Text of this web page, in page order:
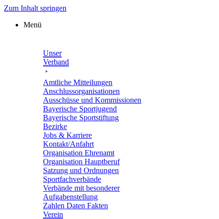
Zum Inhalt springen
Menü
Unser
Verband
Amtli­che Mitteilungen
Anschluss­or­ga­ni­sa­tio­nen
Ausschüsse und Kommissionen
Baye­ri­sche Sportjugend
Baye­ri­sche Sportstiftung
Bezirke
Jobs & Karriere
Kontakt/​​Anfahrt
Orga­ni­sa­tion Ehrenamt
Orga­ni­sa­tion Hauptberuf
Satzung und Ordnungen
Sport­fach­ver­bände
Verbände mit beson­de­rer
Aufgabenstellung
Zahlen Daten Fakten
Verein